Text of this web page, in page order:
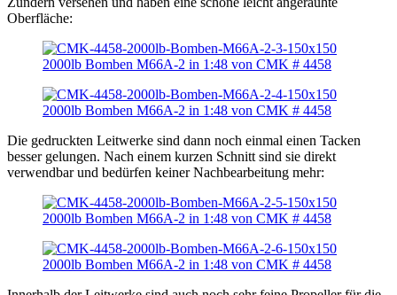
Oberfläche:
Die gedruckten Leitwerke sind dann noch einmal einen Tacken
besser gelungen. Nach einem kurzen Schnitt sind sie direkt
verwendbar und bedürfen keiner Nachbearbeitung mehr: